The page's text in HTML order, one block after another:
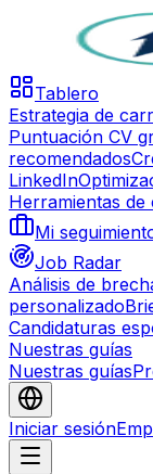
Tablero
Estrategia de
Puntuación CV
recomendados
LinkedIn
Herramientas de
Mi
Job Radar
Análisis de
personalizado
Candidaturas
Nuestras guías
Nuestras guías
Iniciar sesión